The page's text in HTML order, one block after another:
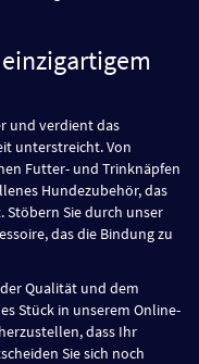
und verdient das
unterstreicht. Von
Futter- und Trinknäpfen
Hundezubehör, das
Sie durch unser
das die Bindung zu
Qualität und dem
Stück in unserem Online-
dass Ihr
Sie sich noch